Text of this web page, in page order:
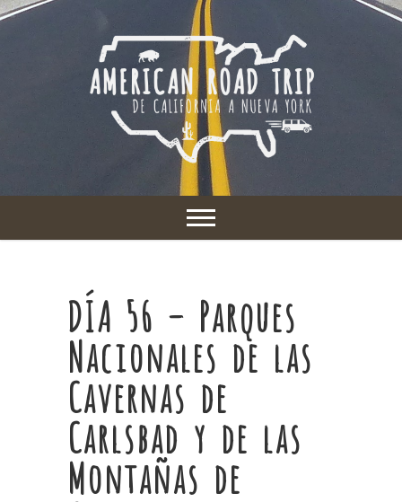
DÍA 56 – Parques
Nacionales de las
Cavernas de
Carlsbad y de las
Montañas de